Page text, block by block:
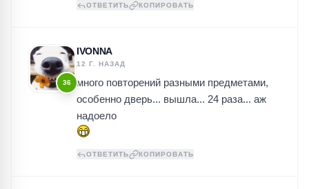
ОТВЕТИТЬ КОПИРОВАТЬ
36
IVONNA
12 Г. НАЗАД
много повторений разными предметами,
особенно дверь... вышла... 24 раза... аж
надоело
ОТВЕТИТЬ КОПИРОВАТЬ